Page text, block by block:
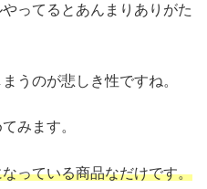
ってるとあんまりありがた
うのが悲しき性ですね。
みます。
っている商品なだけです。